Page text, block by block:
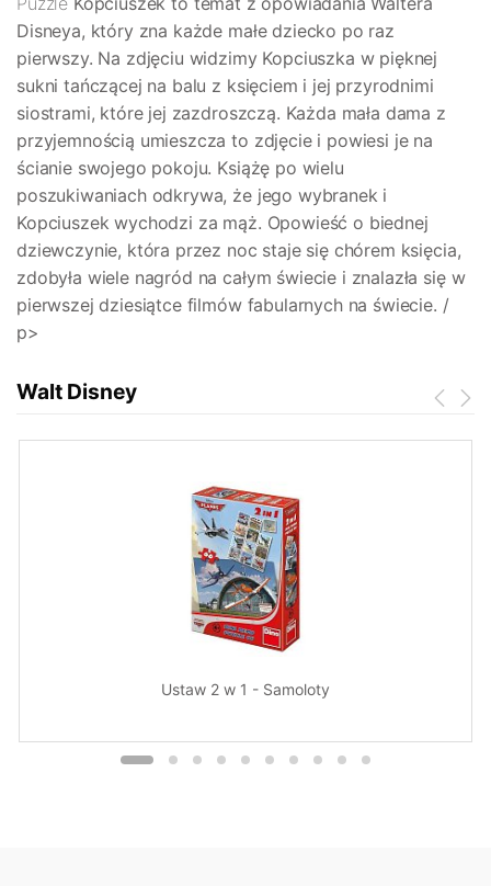
Disneya, który zna każde małe dziecko po raz
pierwszy. Na zdjęciu widzimy Kopciuszka w pięknej
sukni tańczącej na balu z księciem i jej przyrodnimi
siostrami, które jej zazdroszczą. Każda mała dama z
przyjemnością umieszcza to zdjęcie i powiesi je na
ścianie swojego pokoju. Książę po wielu
poszukiwaniach odkrywa, że ​​jego wybranek i
Kopciuszek wychodzi za mąż. Opowieść o biednej
dziewczynie, która przez noc staje się chórem księcia,
zdobyła wiele nagród na całym świecie i znalazła się w
pierwszej dziesiątce filmów fabularnych na świecie. /
p>
Walt Disney
Ustaw 2 w 1 - Samoloty